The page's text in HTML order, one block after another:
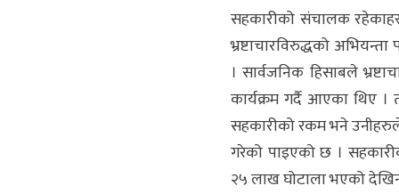
सहकारीको संचालक
भ्रष्टाचारविरुद्धको अभियन्ता
। सार्वजनिक हिसाबले
कार्यक्रम गर्दै आएका थिए ।
सहकारीको रकम भने
गरेको पाइएको छ ।
२५ लाख घोटाला भएको